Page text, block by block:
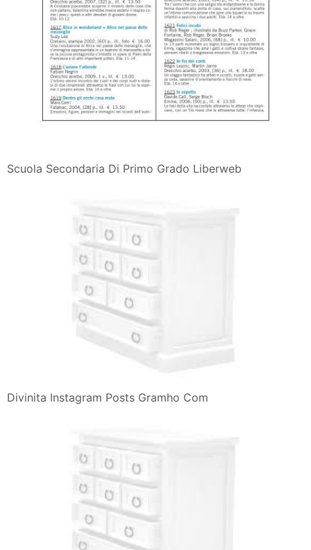
Scuola Secondaria Di Primo Grado Liberweb
Divinita Instagram Posts Gramho Com